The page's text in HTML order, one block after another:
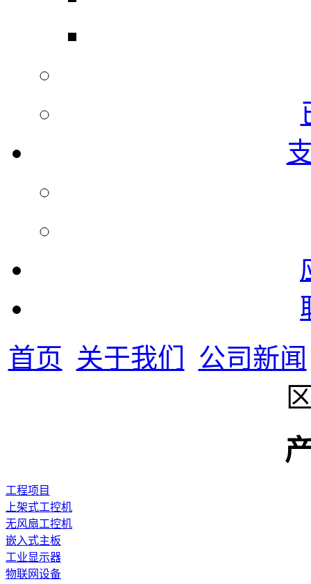
首页 关于我们
公司新闻
工程项目
上架式工控机
无风扇工控机
嵌入式主板
工业显示器
物联网设备